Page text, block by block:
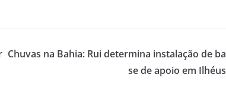
Chuvas na Bahia: Rui determina instalação de ba
se de apoio em Ilhéus